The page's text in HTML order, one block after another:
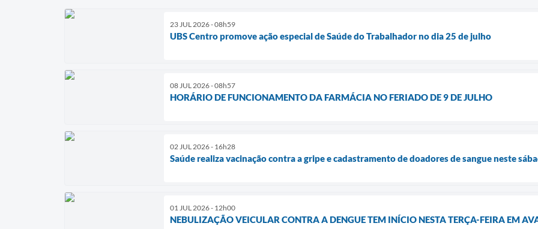
23 JUL 2026 - 08h59
UBS Centro promove ação especial de Saúde do Trabalhador no dia 25 de julho
08 JUL 2026 - 08h57
HORÁRIO DE FUNCIONAMENTO DA FARMÁCIA NO FERIADO DE 9 DE JULHO
02 JUL 2026 - 16h28
Saúde realiza vacinação contra a gripe e cadastramento de doadores de sangue neste
01 JUL 2026 - 12h00
NEBULIZAÇÃO VEICULAR CONTRA A DENGUE TEM INÍCIO NESTA TERÇA-FEIRA EM